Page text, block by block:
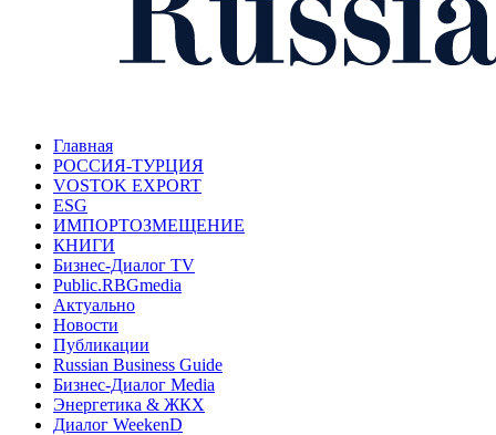
Главная
РОССИЯ-ТУРЦИЯ
VOSTOK EXPORT
ESG
ИМПОРТОЗМЕЩЕНИЕ
КНИГИ
Бизнес-Диалог TV
Public.RBGmedia
Актуально
Новости
Публикации
Russian Business Guide
Бизнес-Диалог Media
Энергетика & ЖКХ
Диалог WeekenD